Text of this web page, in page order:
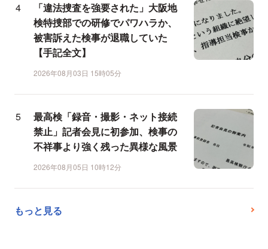
「違法捜査を強要された」大阪地
検特捜部での研修でパワハラか、
被害訴えた検事が退職していた
【手記全文】
2026年08月03日 15時05分
最高検「録音・撮影・ネット接続
禁止」記者会見に初参加、検事の
不祥事より強く残った異様な風景
2026年08月05日 10時12分
もっと見る